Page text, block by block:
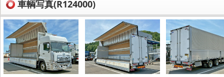
車輌写真(R124000)